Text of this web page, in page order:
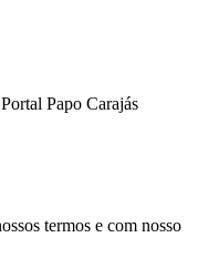
Papo Carajás
termos e com nosso